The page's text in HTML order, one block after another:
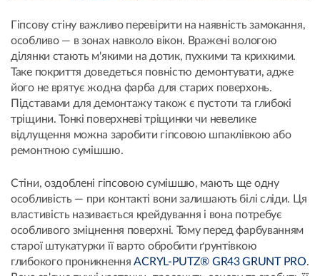
Гіпсову стіну важливо перевірити на наявність замокання,
особливо — в зонах навколо вікон. Вражені вологою
ділянки стають м'якими на дотик, пухкими та крихкими.
Таке покриття доведеться повністю демонтувати, адже
його не врятує жодна фарба для старих поверхонь.
Підставами для демонтажу також є пустоти та глибокі
тріщини. Тонкі поверхневі тріщинки чи невелике
відлущення можна заробити гіпсовою шпаклівкою або
ремонтною сумішшю.
Стіни, оздоблені гіпсовою сумішшю, мають ще одну
особливість — при контакті вони залишають білі сліди. Ця
властивість називається крейдування і вона потребує
особливого зміцнення поверхні. Тому перед фарбуванням
старої штукатурки її варто обробити ґрунтівкою
глибокого проникненняACRYL-PUTZ® GR43 GRUNT PRO.